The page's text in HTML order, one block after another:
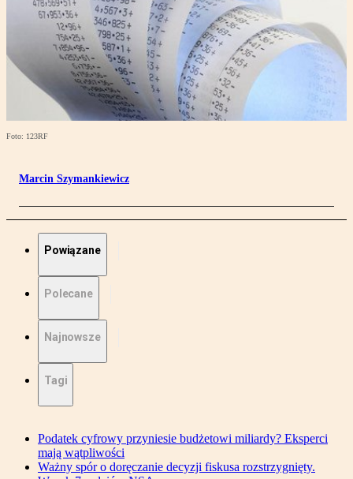
Foto: 123RF
Marcin Szymankiewicz
Powiązane
Polecane
Najnowsze
Tagi
Podatek cyfrowy przyniesie budżetowi miliardy? Eksperci
mają wątpliwości
Ważny spór o doręczanie decyzji fiskusa rozstrzygnięty.